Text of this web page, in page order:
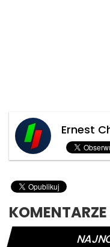
Ernest
KOMENTARZE